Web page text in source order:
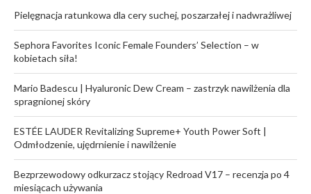
Pielęgnacja ratunkowa dla cery suchej, poszarzałej i nadwrażliwej
Sephora Favorites Iconic Female Founders’ Selection – w
kobietach siła!
Mario Badescu | Hyaluronic Dew Cream – zastrzyk nawilżenia dla
spragnionej skóry
ESTÉE LAUDER Revitalizing Supreme+ Youth Power Soft |
Odmłodzenie, ujędrnienie i nawilżenie
Bezprzewodowy odkurzacz stojący Redroad V17 – recenzja po 4
miesiącach używania